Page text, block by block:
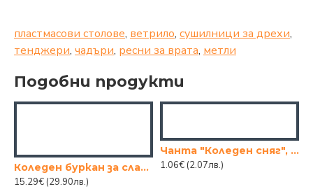
пластмасови столове, ветрило, сушилници за дрехи,
тенджери, чадъри, ресни за врата, метли
Подобни продукти
Коледен буркан за сладки - Снежен човек 30СМ.
15.29€ (29.90лв.)
Чанта "Коледен сняг", червена 20/8/25
1.06€ (2.07лв.)